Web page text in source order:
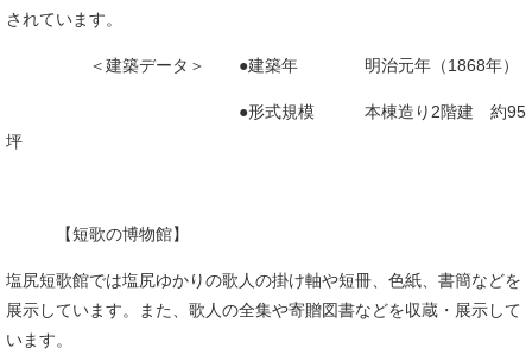
されています。
＜建築データ＞ ●建築年 明治元年（1868年）
●形式規模 本棟造り2階建 約95
坪
【短歌の博物館】
塩尻短歌館では塩尻ゆかりの歌人の掛け軸や短冊、色紙、書簡などを
展示しています。また、歌人の全集や寄贈図書などを収蔵・展示して
います。